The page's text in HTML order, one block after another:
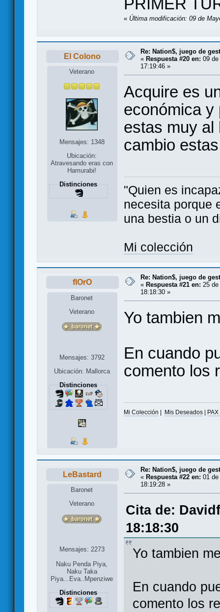
PRIMER
« Última modificación: 09 de
El Colono
Veterano
Mensajes: 1348
Ubicación:
Atravesando eras con
Hamurabi!
Distinciones
Re: Nation$, juego de
« Respuesta #20 en: 09
17:19:46 »
Acquire es
económica y
estas muy al
cambio
"Quien es
necesita porque
una bestia o un
Mi colección
flOrO
Baronet
Veterano
Mensajes: 3792
Ubicación: Mallorca
Distinciones
Re: Nation$, juego de
« Respuesta #21 en: 25
18:18:30 »
Yo tambien
En cuando
comento los
Mi Colección Mis Deseados
LeBastard
Baronet
Veterano
Mensajes: 2273
Naku Penda Piya,
Naku Taka
Piya...Eva..Mpenziwe
Distinciones
Re: Nation$, juego de
« Respuesta #22 en: 01 de
18:19:28 »
Cita de:
18:18:30
Yo tambien
En cuando
comento los